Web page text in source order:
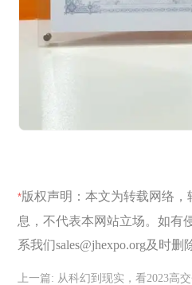
*版权声明：本文为转载网络
息，不代表本网站立场。如有
系我们sales@jhexpo.org及时删
上一篇: 从科幻到现实，看2023高